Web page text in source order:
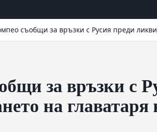
съобщи за връзки с Русия преди
за връзки с
на